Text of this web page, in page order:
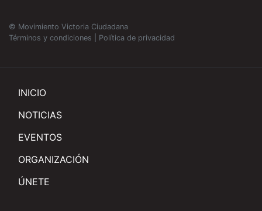
© Movimiento Victoria Ciudadana
Términos y condiciones
Política de privacidad
INICIO
NOTICIAS
EVENTOS
ORGANIZACIÓN
ÚNETE